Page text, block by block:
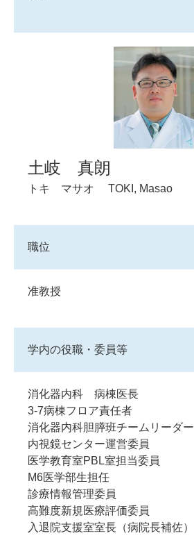
土岐 真朗
トキ マサオ TOKI, Masao
職位
准教授
学内の役職・委員等
消化器内科 病棟医長
3-7病棟フロア責任者
消化器内科胆膵班チームリーダー
内視鏡センター運営委員
医学教育室PBL室担当委員
M6医学部生担任
診療情報管理委員
高難度新規医療評価委員
入退院支援室室長（病院長補佐）